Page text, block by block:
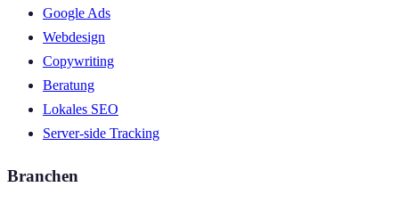
Google Ads
Webdesign
Copywriting
Beratung
Lokales SEO
Server-side Tracking
Branchen